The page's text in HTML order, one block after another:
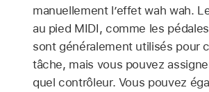
manuellement l’effet wah wah.
au pied MIDI, comme les
sont généralement utilisés pour
tâche, mais vous pouvez
quel contrôleur. Vous pouvez